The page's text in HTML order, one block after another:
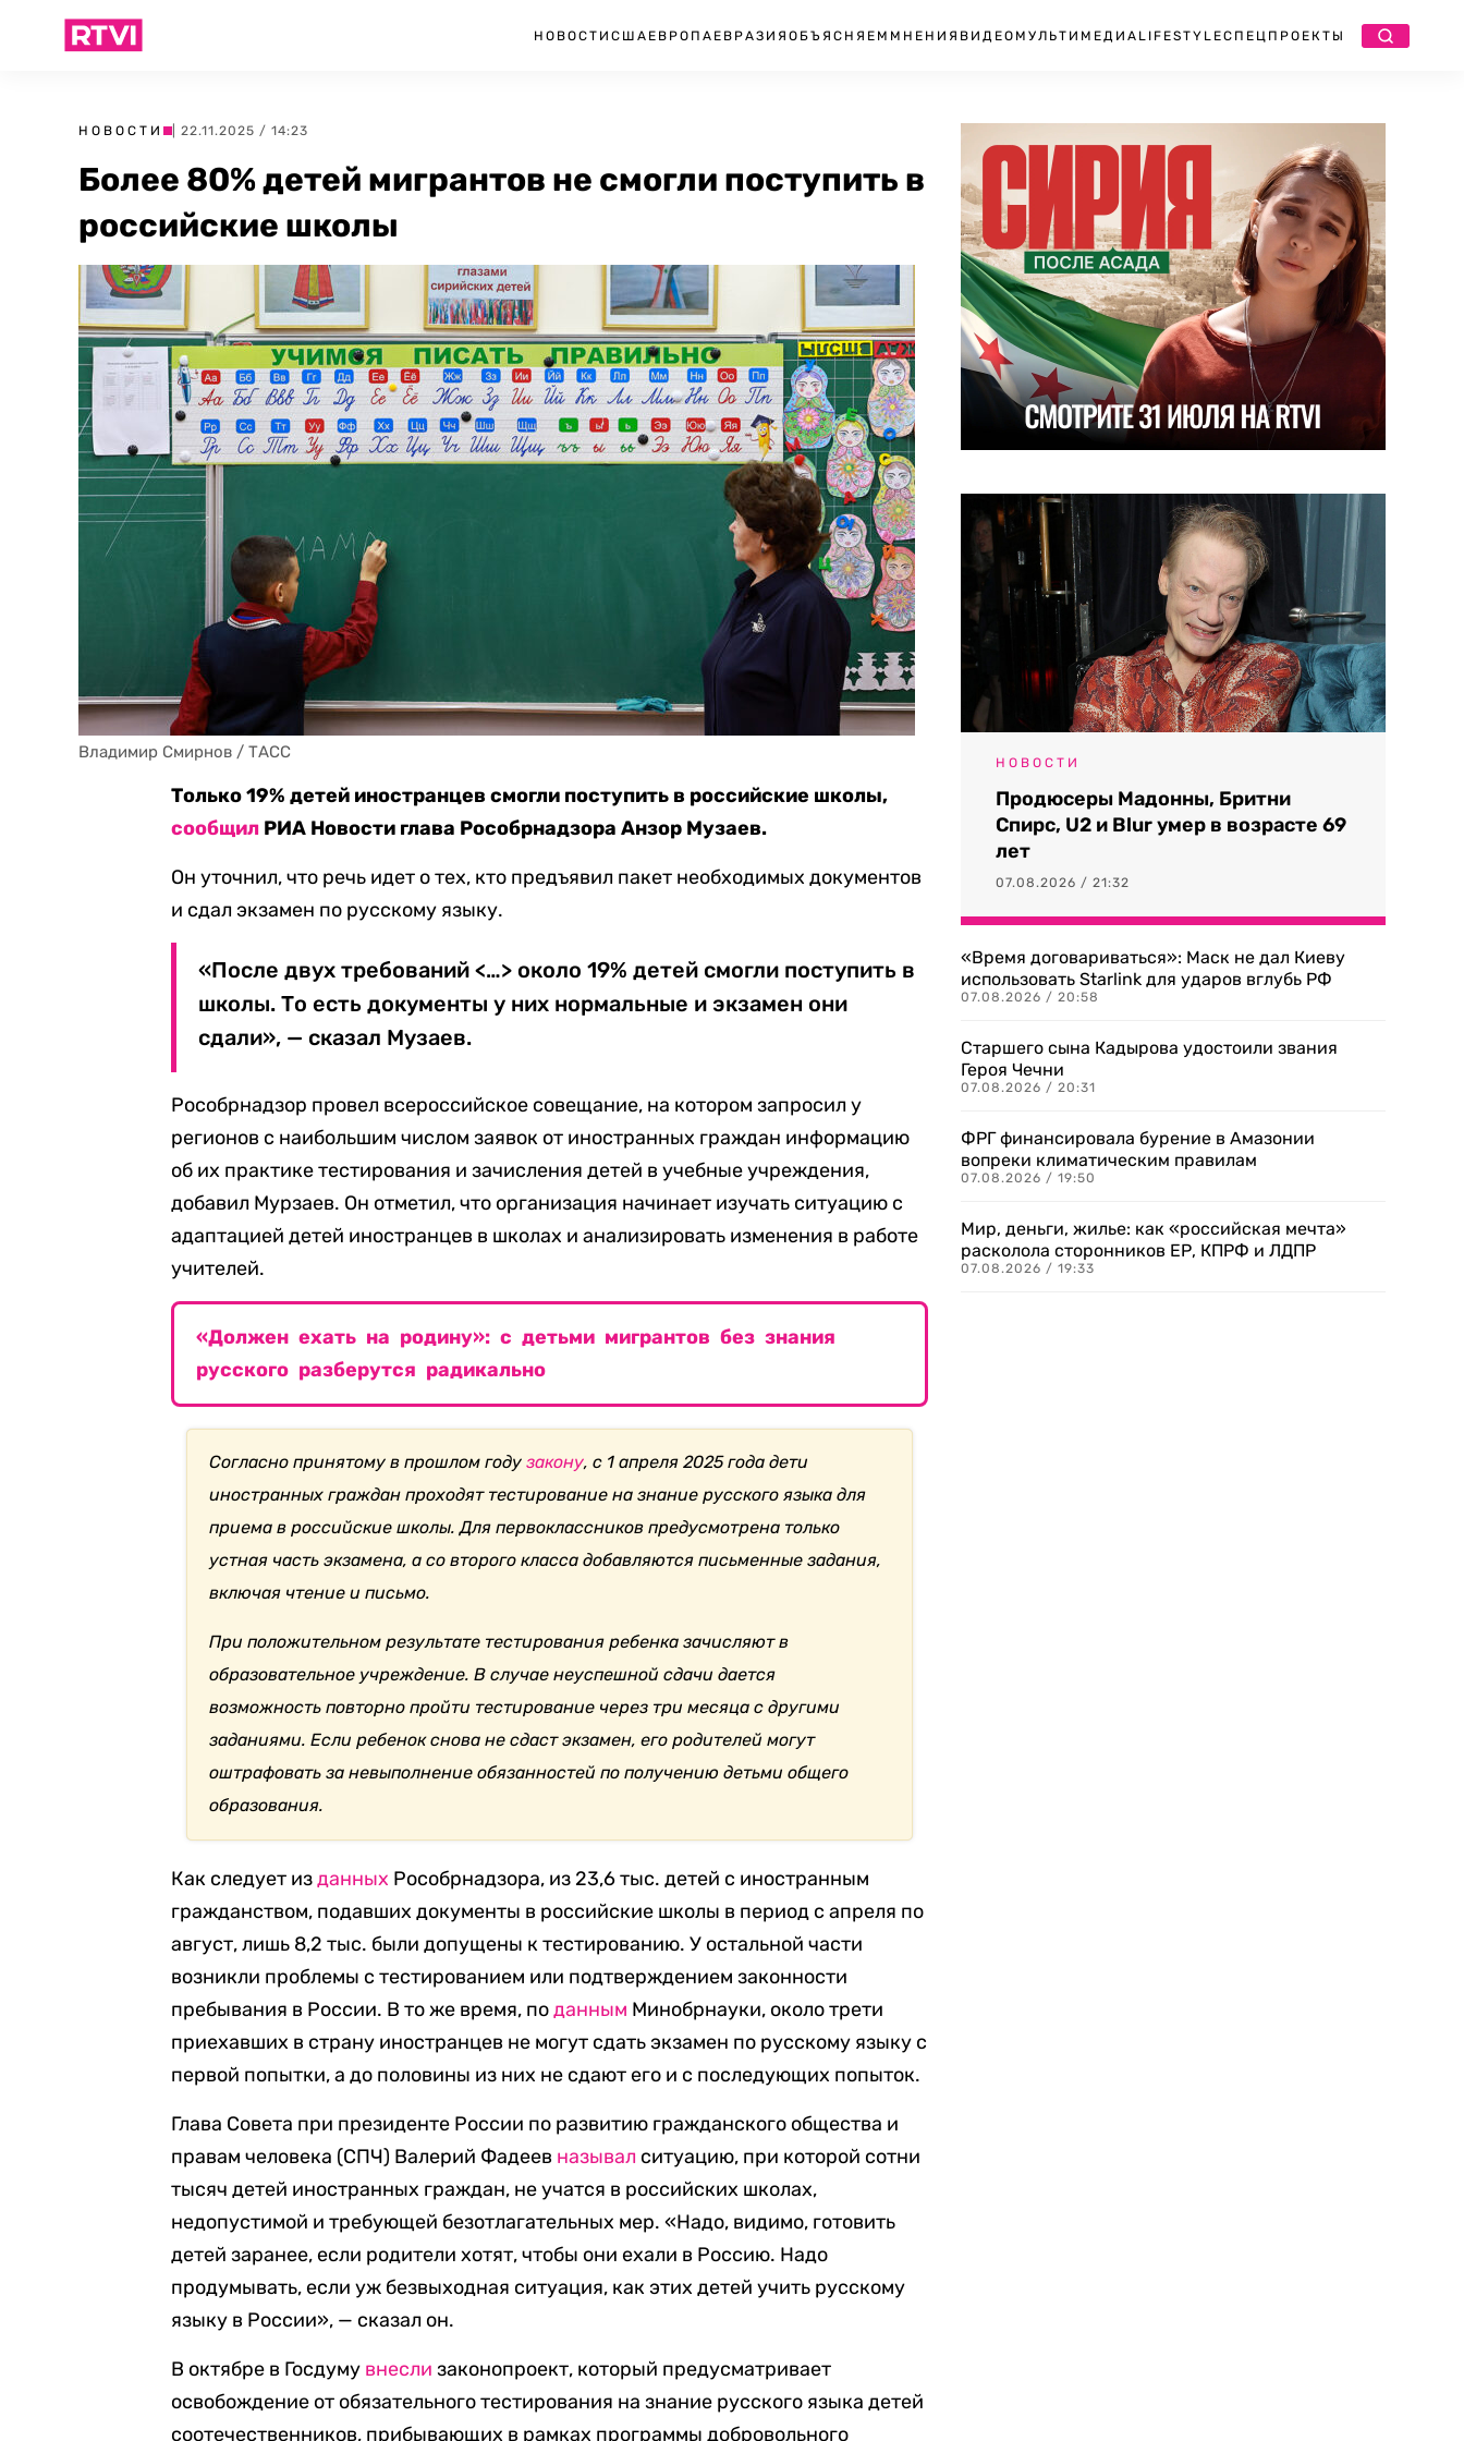
НОВОСТИ США ЕВРОПА ЕВРАЗИЯ ОБЪЯСНЯЕМ МНЕНИЯ ВИДЕО МУЛЬТИМЕДИА LIFESTYLEСПЕЦПРОЕКТЫ
НОВОСТИ | 22.11.2025 / 14:23
Более 80% детей мигрантов не смогли поступить в
российские школы
Владимир Смирнов / ТАСС
Только 19% детей иностранцев смогли поступить в российские школы,
сообщил РИА Новости глава Рособрнадзора Анзор Музаев.
Он уточнил, что речь идет о тех, кто предъявил пакет необходимых документов
и сдал экзамен по русскому языку.
«После двух требований <…> около 19% детей смогли поступить в
школы. То есть документы у них нормальные и экзамен они
сдали», — сказал Музаев.
Рособрнадзор провел всероссийское совещание, на котором запросил у
регионов с наибольшим числом заявок от иностранных граждан информацию
об их практике тестирования и зачисления детей в учебные учреждения,
добавил Мурзаев. Он отметил, что организация начинает изучать ситуацию с
адаптацией детей иностранцев в школах и анализировать изменения в работе
учителей.
«Должен ехать на родину»: с детьми мигрантов без знания
русского разберутся радикально
Согласно принятому в прошлом годузакону, с 1 апреля 2025 года дети
иностранных граждан проходят тестирование на знание русского языка для
приема в российские школы. Для первоклассников предусмотрена только
устная часть экзамена, а со второго класса добавляются письменные задания,
включая чтение и письмо.
При положительном результате тестирования ребенка зачисляют в
образовательное учреждение. В случае неуспешной сдачи дается
возможность повторно пройти тестирование через три месяца с другими
заданиями. Если ребенок снова не сдаст экзамен, его родителей могут
оштрафовать за невыполнение обязанностей по получению детьми общего
образования.
Как следует изданных Рособрнадзора, из 23,6 тыс. детей с иностранным
гражданством, подавших документы в российские школы в период с апреля по
август, лишь 8,2 тыс. были допущены к тестированию. У остальной части
возникли проблемы с тестированием или подтверждением законности
пребывания в России. В то же время, поданным Минобрнауки, около трети
приехавших в страну иностранцев не могут сдать экзамен по русскому языку с
первой попытки, а до половины из них не сдают его и с последующих попыток.
Глава Совета при президенте России по развитию гражданского общества и
правам человека (СПЧ) Валерий Фадеев называл ситуацию, при которой сотни
тысяч детей иностранных граждан, не учатся в российских школах,
недопустимой и требующей безотлагательных мер. «Надо, видимо, готовить
детей заранее, если родители хотят, чтобы они ехали в Россию. Надо
продумывать, если уж безвыходная ситуация, как этих детей учить русскому
языку в России», — сказал он.
В октябре в Госдуму внесли законопроект, который предусматривает
освобождение от обязательного тестирования на знание русского языка детей
соотечественников, прибывающих в рамках программы добровольного
НОВОСТИ
Продюсеры Мадонны, Бритни
Спирс, U2 и Blur умер в возрасте 69
лет
07.08.2026 / 21:32
«Время договариваться»: Маск не дал Киеву
использовать Starlink для ударов вглубь РФ
07.08.2026 / 20:58
Старшего сына Кадырова удостоили звания
Героя Чечни
07.08.2026 / 20:31
ФРГ финансировала бурение в Амазонии
вопреки климатическим правилам
07.08.2026 / 19:50
Мир, деньги, жилье: как «российская мечта»
расколола сторонников ЕР, КПРФ и ЛДПР
07.08.2026 / 19:33